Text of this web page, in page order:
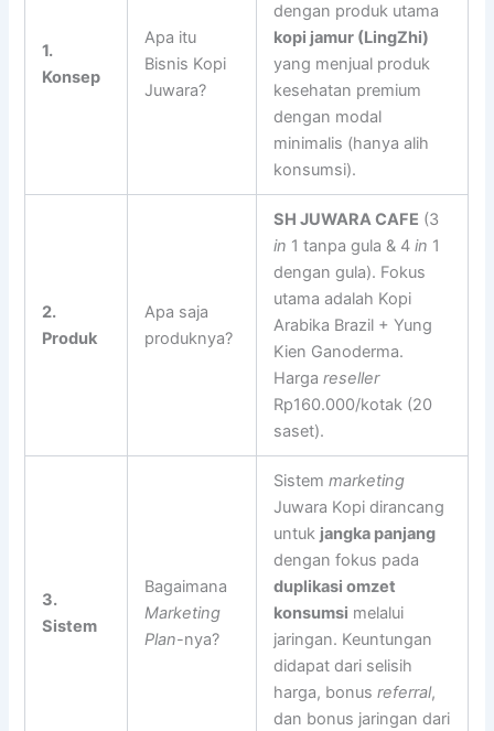
1.
Konsep
Apa itu
Bisnis Kopi
Juwara?
dengan produk utama
kopi jamur (LingZhi)
yang menjual produk
kesehatan premium
dengan modal
minimalis (hanya alih
konsumsi).
2.
Produk
Apa saja
produknya?
SH JUWARA CAFE (3
in 1 tanpa gula & 4in 1
dengan gula). Fokus
utama adalah Kopi
Arabika Brazil + Yung
Kien Ganoderma.
Hargareseller
Rp160.000/kotak (20
saset).
3.
Sistem
Bagaimana
Marketing
Plan-nya?
Sistemmarketing
Juwara Kopi dirancang
untuk jangka panjang
dengan fokus pada
duplikasi omzet
konsumsi melalui
jaringan. Keuntungan
didapat dari selisih
harga, bonusreferral,
dan bonus jaringan dari